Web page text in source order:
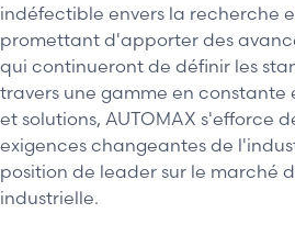
indéfectible envers la recherche
promettant d'apporter des
qui continueront de définir les
travers une gamme en constante
et solutions, AUTOMAX s'efforce
exigences changeantes de
position de leader sur le marché
industrielle.